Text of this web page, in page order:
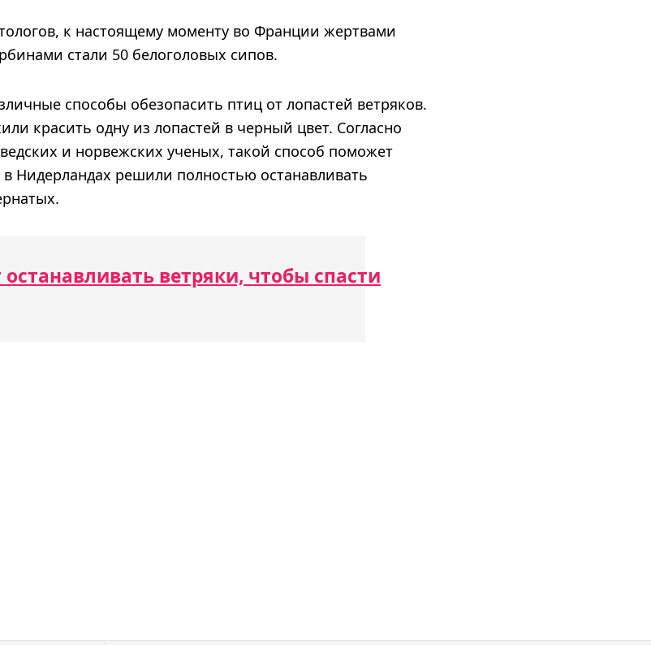
к настоящему моменту во Франции жертвами
стали 50 белоголовых сипов.
способы обезопасить птиц от лопастей ветряков.
красить одну из лопастей в черный цвет. Согласно
и норвежских ученых, такой способ поможет
Нидерландах решили полностью останавливать
ветряки, чтобы спасти